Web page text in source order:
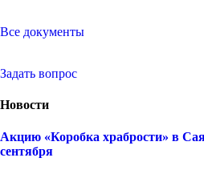
Все документы
Задать вопрос
Новости
Акцию «Коробка храбрости» в
сентября